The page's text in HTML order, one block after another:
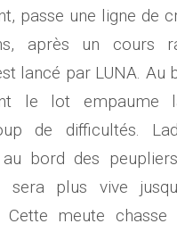
passe une ligne de
après un cours
lancé par LUNA. Au
le lot empaume
de difficultés.
au bord des
sera plus vive
Cette meute chasse